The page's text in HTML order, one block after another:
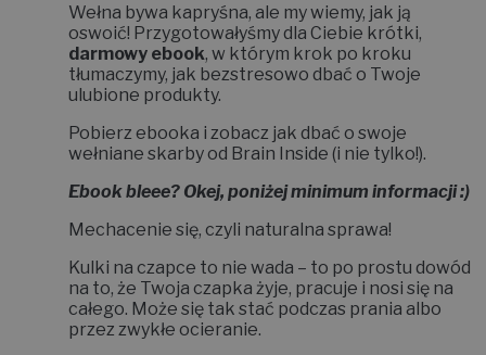
Wełna bywa kapryśna, ale my wiemy, jak ją
oswoić! Przygotowałyśmy dla Ciebie krótki,
darmowy ebook, w którym krok po kroku
tłumaczymy, jak bezstresowo dbać o Twoje
ulubione produkty.
Pobierz ebooka i zobacz jak dbać o swoje
wełniane skarby od Brain Inside (i nie tylko!).
Ebook bleee? Okej, poniżej minimum informacji :)
Mechacenie się, czyli naturalna sprawa!
Kulki na czapce to nie wada – to po prostu dowód
na to, że Twoja czapka żyje, pracuje i nosi się na
całego. Może się tak stać podczas prania albo
przez zwykłe ocieranie.